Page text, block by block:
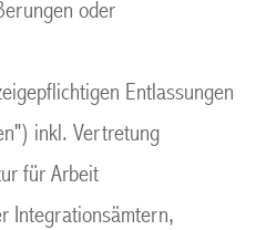
oder
Entlassungen
inkl. Vertretung
für Arbeit
Integrationsämtern,